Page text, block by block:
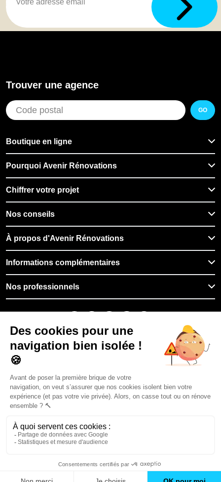
Trouver une agence
GO
Boutique en ligne
Pourquoi Avenir Rénovations
Chiffrer votre projet
Nos conseils
À propos d'Avenir Rénovations
Informations complémentaires
Nos professionnels
Filiale du groupe At Home